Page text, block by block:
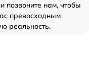
позвоните нам, чтобы
превосходным
реальность.